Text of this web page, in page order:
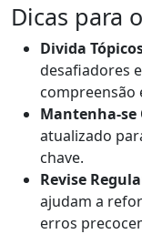
Dicas para
Divida
desafiadores
compreensão
Mantenha-se
atualizado
chave.
Revise
ajudam a
erros